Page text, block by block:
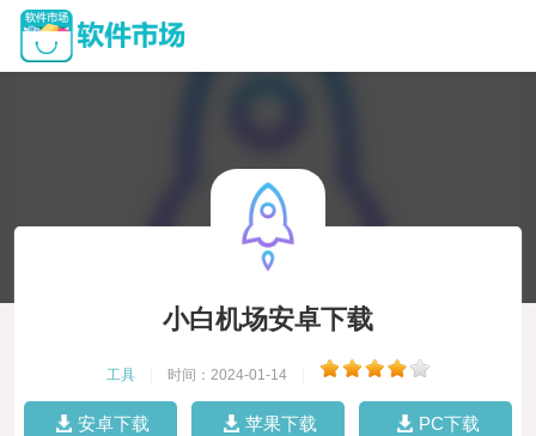
小白机场安卓下载
工具 时间：2024-01-14
安卓下载 苹果下载 PC下载